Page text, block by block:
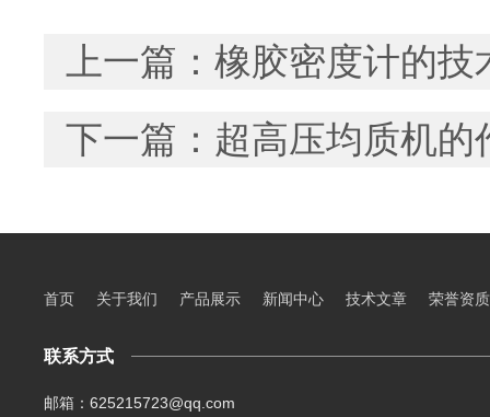
上一篇： 橡胶密度计的技
下一篇： 超高压均质机的
首页 关于我们 产品展示 新闻中心 技术文章 荣誉资质
联系方式
邮箱：625215723@qq.com